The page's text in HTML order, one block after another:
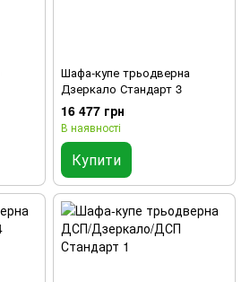
Шафа-купе трьодверна
Дзеркало Стандарт 3
16 477 грн
В наявності
Купити